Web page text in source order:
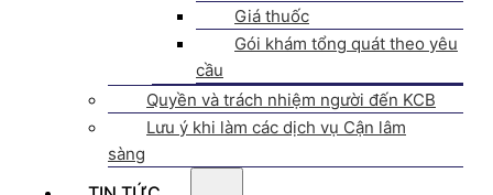
Giá thuốc
Gói khám tổng quát theo yêu
cầu
Quyền và trách nhiệm người đến KCB
Lưu ý khi làm các dịch vụ Cận lâm
sàng